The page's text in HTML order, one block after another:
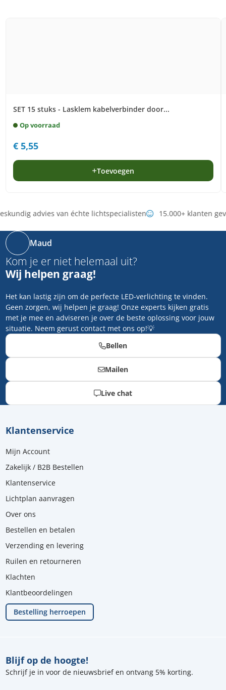
SET 15 stuks - Lasklem kabelverbinder door...
Op voorraad
€5,55
Toevoegen
advies van échte lichtspecialisten 15.000+ klanten
Maud
Kom je er niet helemaal uit?
Wij helpen graag!
Het kan lastig zijn om de perfecte LED-verlichting te vinden.
Geen zorgen, wij helpen je graag! Onze experts kijken gratis
met je mee en adviseren je over de beste oplossing voor jouw
situatie. Neem gerust contact met ons op!💡
Bellen
Mailen
Live chat
Blijf op de hoogte!
Schrijf je in voor de nieuwsbrief en ontvang 5% korting.
Klantenservice
Mijn Account
Zakelijk / B2B Bestellen
Klantenservice
Lichtplan aanvragen
Over ons
Bestellen en betalen
Verzending en levering
Ruilen en retourneren
Klachten
Klantbeoordelingen
Bestelling herroepen